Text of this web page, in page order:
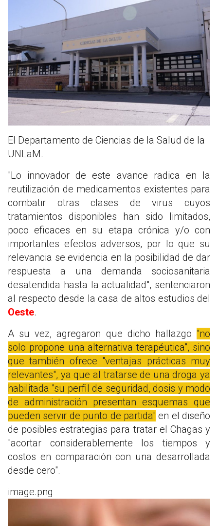
El Departamento de Ciencias de la Salud de la
UNLaM.
"Lo innovador de este avance radica en la
reutilización de medicamentos existentes para
combatir otras clases de virus cuyos
tratamientos disponibles han sido limitados,
poco eficaces en su etapa crónica y/o con
importantes efectos adversos, por lo que su
relevancia se evidencia en la posibilidad de dar
respuesta a una demanda sociosanitaria
desatendida hasta la actualidad", sentenciaron
al respecto desde la casa de altos estudios del
Oeste.
A su vez, agregaron que dicho hallazgo "no
solo propone una alternativa terapéutica", sino
que también ofrece "ventajas prácticas muy
relevantes", ya que al tratarse de una droga ya
habilitada "su perfil de seguridad, dosis y modo
de administración presentan esquemas que
pueden servir de punto de partida" en el diseño
de posibles estrategias para tratar el Chagas y
"acortar considerablemente los tiempos y
costos en comparación con una desarrollada
desde cero".
image.png